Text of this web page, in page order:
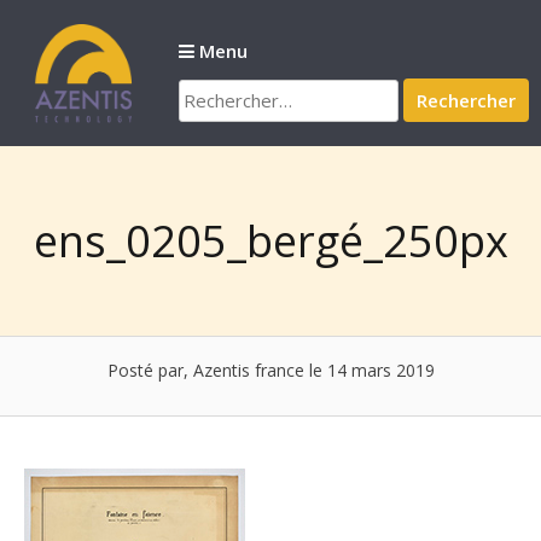
contenu
Menu
Rechercher :
ens_0205_bergé_250px
Posté par, Azentis france le 14 mars 2019